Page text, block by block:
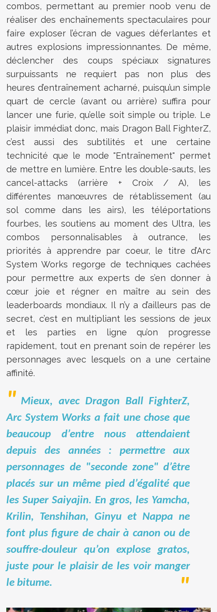
combos, permettant au premier noob venu de
réaliser des enchaînements spectaculaires pour
faire exploser l’écran de vagues déferlantes et
autres explosions impressionnantes. De même,
déclencher des coups spéciaux signatures
surpuissants ne requiert pas non plus des
heures d’entraînement acharné, puisqu’un simple
quart de cercle (avant ou arrière) suffira pour
lancer une furie, qu’elle soit simple ou triple. Le
plaisir immédiat donc, mais Dragon Ball FighterZ,
c’est aussi des subtilités et une certaine
technicité que le mode "Entraînement" permet
de mettre en lumière. Entre les double-sauts, les
cancel-attacks (arrière + Croix / A), les
différentes manœuvres de rétablissement (au
sol comme dans les airs), les téléportations
fourbes, les soutiens au moment des Ultra, les
combos personnalisables à outrance, les
priorités à apprendre par coeur, le titre d’Arc
System Works regorge de techniques cachées
pour permettre aux experts de s’en donner à
cœur joie et régner en maître au sein des
leaderboards mondiaux. Il n’y a d’ailleurs pas de
secret, c’est en multipliant les sessions de jeux
et les parties en ligne qu’on progresse
rapidement, tout en prenant soin de repérer les
personnages avec lesquels on a une certaine
affinité.
Mieux, avec Dragon Ball FighterZ,
Arc System Works a fait une chose que
beaucoup d’entre nous attendaient
depuis des années : permettre aux
personnages de "seconde zone" d’être
placés sur un même pied d’égalité que
les Super Saiyajin. En gros, les Yamcha,
Krilin, Tenshihan, Ginyu et Nappa ne
font plus figure de chair à canon ou de
souffre-douleur qu’on explose gratos,
juste pour le plaisir de les voir manger
le bitume.